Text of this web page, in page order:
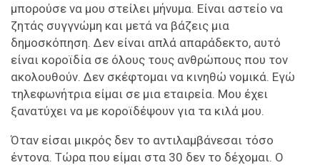
μπορούσε να μου στείλει μήνυμα. Είναι αστείο να
ζητάς συγγνώμη και μετά να βάζεις μια
δημοσκόπηση. Δεν είναι απλά απαράδεκτο, αυτό
είναι κοροϊδία σε όλους τους ανθρώπους που τον
ακολουθούν. Δεν σκέφτομαι να κινηθώ νομικά. Εγώ
τηλεφωνήτρια είμαι σε μια εταιρεία. Μου έχει
ξανατύχει να με κοροϊδέψουν για τα κιλά μου.
Όταν είσαι μικρός δεν το αντιλαμβάνεσαι τόσο
έντονα. Τώρα που είμαι στα 30 δεν το δέχομαι. Ο